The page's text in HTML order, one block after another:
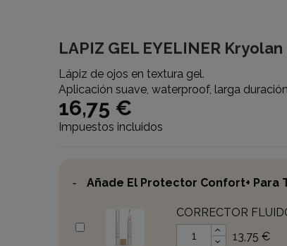
LAPIZ GEL EYELINER Kryolan
Lápiz de ojos en textura gel.
Aplicación suave, waterproof, larga
16,75 €
Impuestos incluidos
- Añade El Protector Confort+ Para
CORRECTOR
13,75 €